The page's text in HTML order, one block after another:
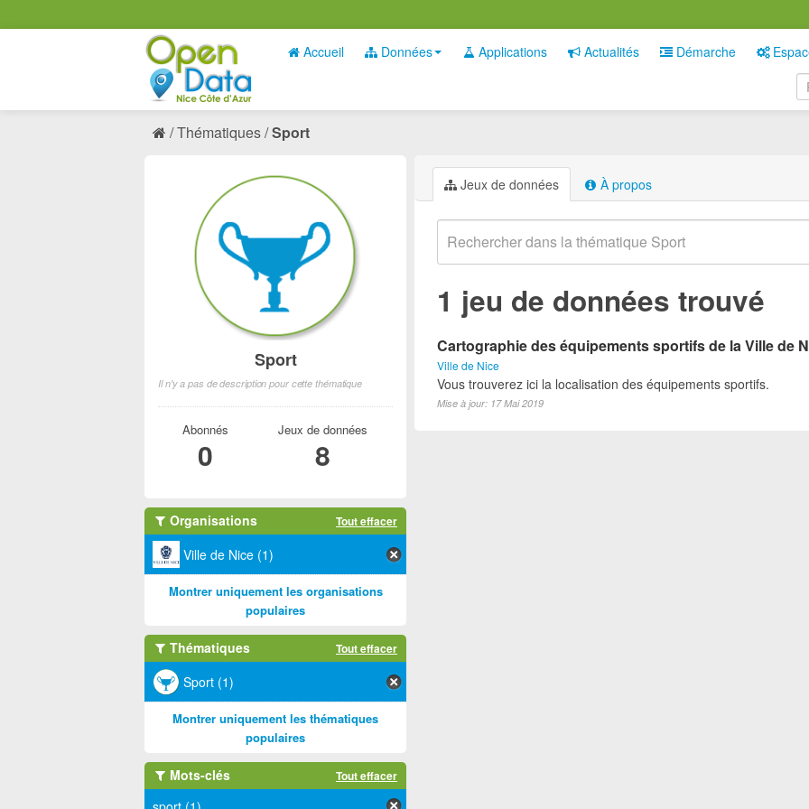
Accueil Données Applications Actualités Démarche
Thématiques Sport
Jeux de données À propos
1 jeu de données trouvé
Cartographie des équipements sportifs de la Ville de
Ville de Nice
Vous trouverez ici la localisation des équipements sportifs.
Mise à jour: 17 Mai 2019
Sport
Il n'y a pas de description pour cette thématique
Abonnés
0
Jeux de données
8
Organisations Tout effacer
Ville de Nice (1)
Montrer uniquement les organisations
populaires
Thématiques Tout effacer
Sport (1)
Montrer uniquement les thématiques
populaires
Mots-clés Tout effacer